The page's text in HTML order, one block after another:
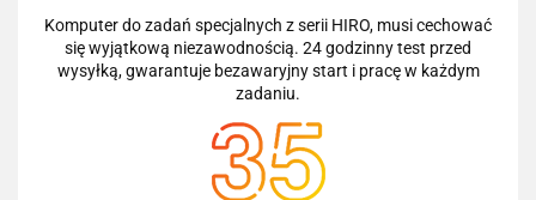
Komputer do zadań specjalnych z serii HIRO, musi cechować
się wyjątkową niezawodnością. 24 godzinny test przed
wysyłką, gwarantuje bezawaryjny start i pracę w każdym
zadaniu.